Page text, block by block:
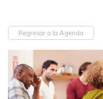
Regresar a la Agenda